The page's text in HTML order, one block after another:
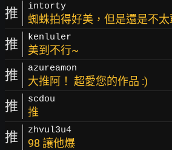
推 intorty
蜘蛛拍得好美，但是還是不太
推 kenluler
美到不行~
推 azureamon
大推阿！ 超愛您的作品 :)
推 scdou
推
推 zhvul3u4
98 讓他爆